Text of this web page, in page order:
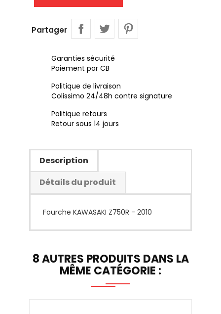
Partager
Garanties sécurité
Paiement par CB
Politique de livraison
Colissimo 24/48h contre signature
Politique retours
Retour sous 14 jours
Description
Détails du produit
Fourche KAWASAKI Z750R - 2010
8 AUTRES PRODUITS DANS LA
MÊME CATÉGORIE :